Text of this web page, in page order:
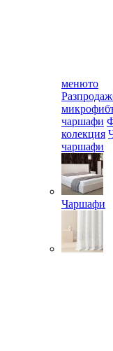
менюто
чаршафи
колекция
чаршафи
Чаршафи